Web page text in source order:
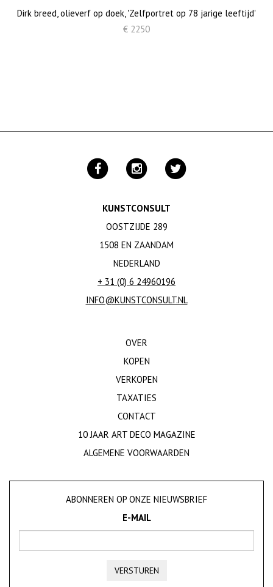
Dirk breed, olieverf op doek, 'Zelfportret op 78 jarige leeftijd'
€ 2250
KUNSTCONSULT
OOSTZIJDE 289
1508 EN ZAANDAM
NEDERLAND
+ 31 (0) 6 24960196
INFO@KUNSTCONSULT.NL
OVER
KOPEN
VERKOPEN
TAXATIES
CONTACT
10 JAAR ART DECO MAGAZINE
ALGEMENE VOORWAARDEN
ABONNEREN OP ONZE NIEUWSBRIEF
E-MAIL
VERSTUREN